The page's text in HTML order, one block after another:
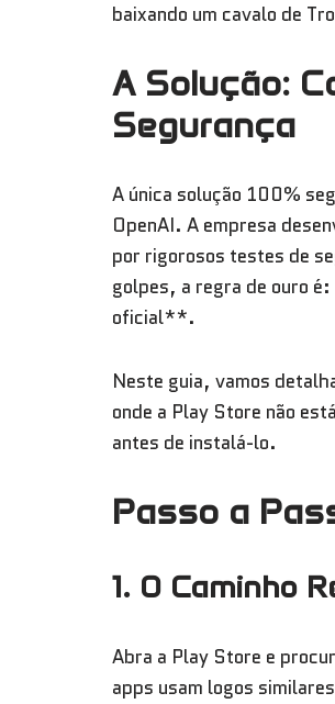
baixando um cavalo de
A Solução:
Segurança
A única solução 100%
OpenAI. A empresa
por rigorosos testes de
golpes, a regra de ouro
oficial**.
Neste guia, vamos
onde a Play Store não
antes de instalá-lo.
Passo a
1. O Caminho
Abra a Play Store e
apps usam logos